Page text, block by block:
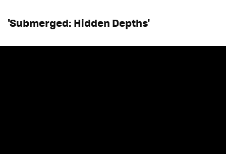
'Submerged: Hidden Depths'